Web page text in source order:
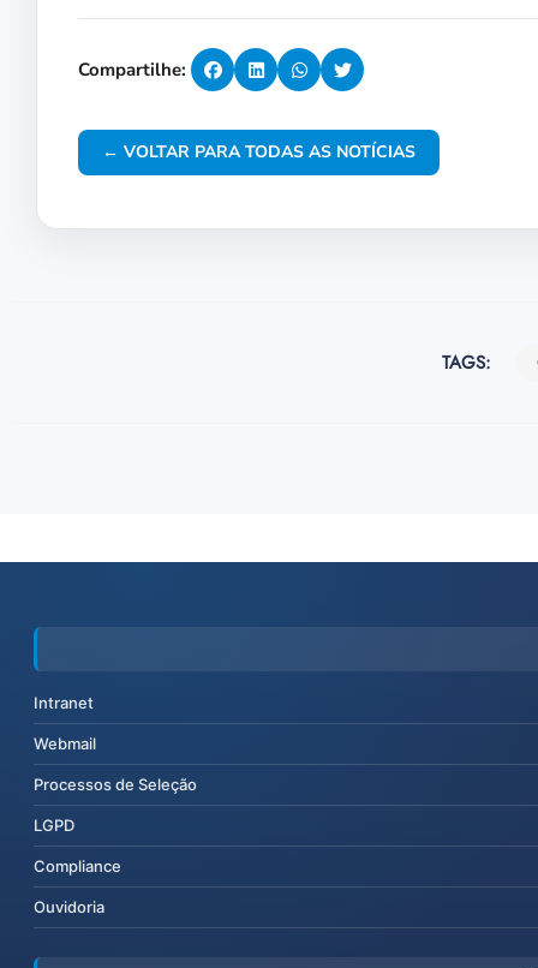
Compartilhe:
← VOLTAR PARA TODAS AS NOTÍCIAS
TAGS:
Intranet
Webmail
Processos de Seleção
LGPD
Compliance
Ouvidoria